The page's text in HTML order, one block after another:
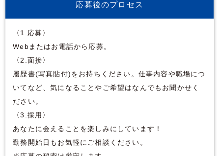
応募後のプロセス
〈1.応募〉
Webまたはお電話から応募。
〈2.面接〉
履歴書(写真貼付)をお持ちください。仕事内容や職場につ
いてなど、気になることやご希望はなんでもお聞かせく
ださい。
〈3.採用〉
あなたに会えることを楽しみにしています！
勤務開始日もお気軽にご相談ください。